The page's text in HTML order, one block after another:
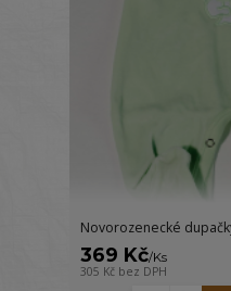
Novorozenecké
369 Kč/Ks
305 Kč bez DPH